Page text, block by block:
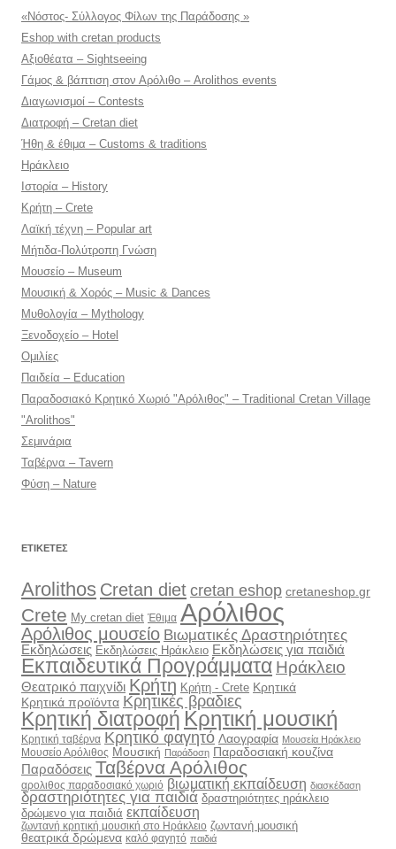
«Νόστος- Σύλλογος Φίλων της Παράδοσης »
Eshop with cretan products
Αξιοθέατα – Sightseeing
Γάμος & βάπτιση στον Αρόλιθο – Arolithos events
Διαγωνισμοί – Contests
Διατροφή – Cretan diet
Ήθη & έθιμα – Customs & traditions
Ηράκλειο
Ιστορία – History
Κρήτη – Crete
Λαϊκή τέχνη – Popular art
Μήτιδα-Πολύτροπη Γνώση
Μουσείο – Museum
Μουσική & Χορός – Music & Dances
Μυθολογία – Mythology
Ξενοδοχείο – Hotel
Ομιλίες
Παιδεία – Education
Παραδοσιακό Κρητικό Χωριό "Αρόλιθος" – Traditional Cretan Village
"Arolithos"
Σεμινάρια
Ταβέρνα – Tavern
Φύση – Nature
ΕΤΙΚΈΤΕΣ
Arolithos Cretan dietcretan eshop cretaneshop.gr
Crete My cretan diet Έθιμα Αρόλιθος
Αρόλιθος μουσείο Βιωματικές Δραστηριότητες
Εκδηλώσεις Εκδηλώσεις Ηράκλειο Εκδηλώσεις για παιδιά
Εκπαιδευτικά Προγράμματα Ηράκλειο
Θεατρικό παιχνίδι Κρήτη Κρήτη - Crete Κρητικά
Κρητικά προϊόντα Κρητικές βραδιες
Κρητική διατροφή Κρητική μουσική
Κρητική ταβέρνα Κρητικό φαγητό Λαογραφία Μουσεία Ηράκλειο
Μουσείο Αρόλιθος Μουσική Παράδοση Παραδοσιακή κουζίνα
Παραδόσεις Ταβέρνα Αρόλιθος
αρολιθος παραδοσιακό χωριό βιωματική εκπαίδευση διασκέδαση
δραστηριότητες για παιδιά δραστηριότητες ηράκλειο
δρώμενο για παιδιά εκπαίδευση
ζωντανή κρητική μουσική στο Ηράκλειο ζωντανή μουσική
θεατρικά δρώμενα καλό φαγητό παιδιά